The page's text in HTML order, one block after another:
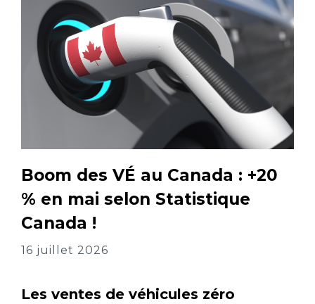
Boom des VÉ au Canada : +20
% en mai selon Statistique
Canada !
16 juillet 2026
Les ventes de véhicules zéro